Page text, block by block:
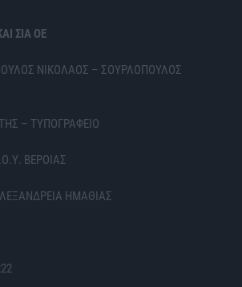
ΣΙΑ ΟΕ
ΝΙΚΟΛΑΟΣ – ΣΟΥΡΛΟΠΟΥΛΟΣ
– ΤΥΠΟΓΡΑΦΕΙΟ
ΒΕΡΟΙΑΣ
ΗΜΑΘΙΑΣ